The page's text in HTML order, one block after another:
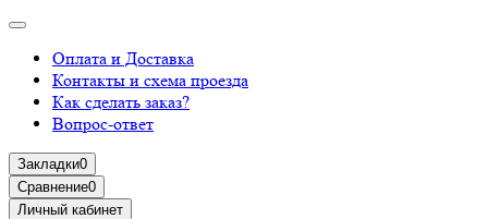
Оплата и Доставка
Контакты и схема проезда
Как сделать заказ?
Вопрос-ответ
Закладки0
Сравнение0
Личный кабинет